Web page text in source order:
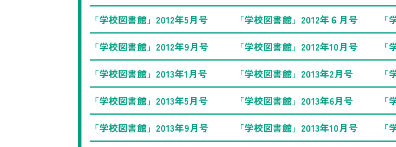
「学校図書館」2012年5月号
「学校図書館」2012年６月号
「学校図書館」2012年9月号
「学校図書館」2012年10月号
「学校図書館」2013年1月号
「学校図書館」2013年2月号
「学校図書館」2013年5月号
「学校図書館」2013年6月号
「学校図書館」2013年9月号
「学校図書館」2013年10月号